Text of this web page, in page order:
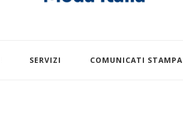
SERVIZI COMUNICATI STAMPA